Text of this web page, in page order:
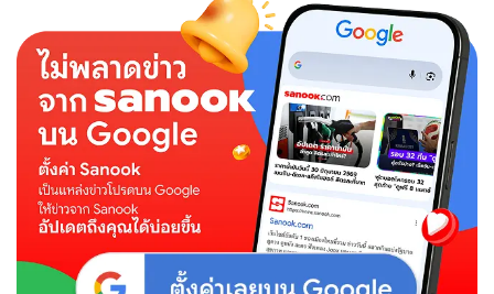
อึ๋ม
ควง
ต๊อด
ศิณะ
ออกงาน